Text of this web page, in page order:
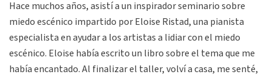
Hace muchos años, asistí a un inspirador seminario sobre
miedo escénico impartido por Eloise Ristad, una pianista
especialista en ayudar a los artistas a lidiar con el miedo
escénico. Eloise había escrito un libro sobre el tema que me
había encantado. Al finalizar el taller, volví a casa, me senté,